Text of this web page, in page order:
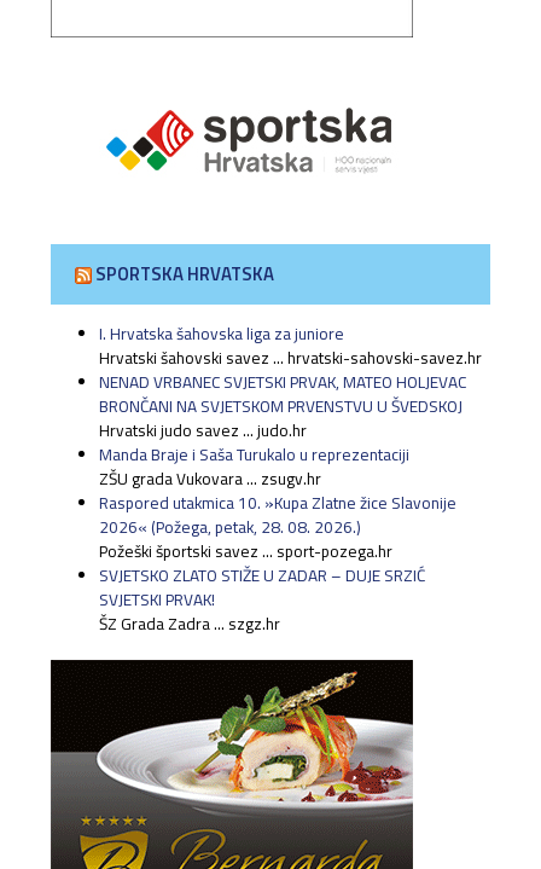
SPORTSKA HRVATSKA
I. Hrvatska šahovska liga za juniore
Hrvatski šahovski savez ... hrvatski-sahovski-savez.hr
NENAD VRBANEC SVJETSKI PRVAK, MATEO HOLJEVAC
BRONČANI NA SVJETSKOM PRVENSTVU U ŠVEDSKOJ
Hrvatski judo savez ... judo.hr
Manda Braje i Saša Turukalo u reprezentaciji
ZŠU grada Vukovara ... zsugv.hr
Raspored utakmica 10. »Kupa Zlatne žice Slavonije
2026« (Požega, petak, 28. 08. 2026.)
Požeški športski savez ... sport-pozega.hr
SVJETSKO ZLATO STIŽE U ZADAR – DUJE SRZIĆ
SVJETSKI PRVAK!
ŠZ Grada Zadra ... szgz.hr